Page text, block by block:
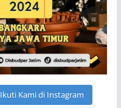
Ikuti Kami di Instagram